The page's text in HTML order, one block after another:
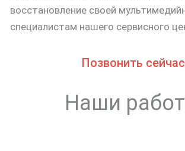
восстановление своей
специалистам нашего сервисного
Позвонить сейчас
Наши